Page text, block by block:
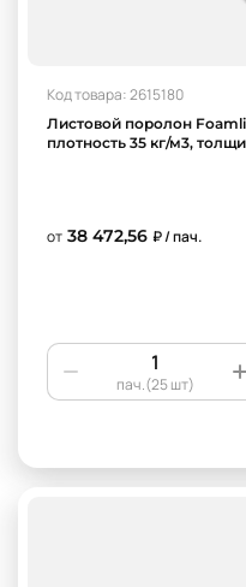
Код товара: 2615180
Листовой поролон
плотность 35 кг/м3,
от 38 472,56 ₽ / пач.
пач.(25 шт)